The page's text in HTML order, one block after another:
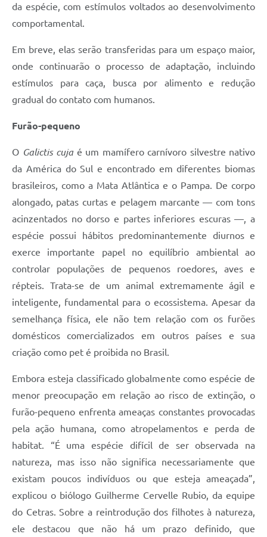
da espécie, com estímulos voltados ao desenvolvimento
comportamental.
Em breve, elas serão transferidas para um espaço maior,
onde continuarão o processo de adaptação, incluindo
estímulos para caça, busca por alimento e redução
gradual do contato com humanos.
Furão-pequeno
O Galictis cujaé um mamífero carnívoro silvestre nativo
da América do Sul e encontrado em diferentes biomas
brasileiros, como a Mata Atlântica e o Pampa. De corpo
alongado, patas curtas e pelagem marcante — com tons
acinzentados no dorso e partes inferiores escuras —, a
espécie possui hábitos predominantemente diurnos e
exerce importante papel no equilíbrio ambiental ao
controlar populações de pequenos roedores, aves e
répteis. Trata-se de um animal extremamente ágil e
inteligente, fundamental para o ecossistema. Apesar da
semelhança física, ele não tem relação com os furões
domésticos comercializados em outros países e sua
criação como pet é proibida no Brasil.
Embora esteja classificado globalmente como espécie de
menor preocupação em relação ao risco de extinção, o
furão-pequeno enfrenta ameaças constantes provocadas
pela ação humana, como atropelamentos e perda de
habitat. “É uma espécie difícil de ser observada na
natureza, mas isso não significa necessariamente que
existam poucos indivíduos ou que esteja ameaçada”,
explicou o biólogo Guilherme Cervelle Rubio, da equipe
do Cetras. Sobre a reintrodução dos filhotes à natureza,
ele destacou que não há um prazo definido, que